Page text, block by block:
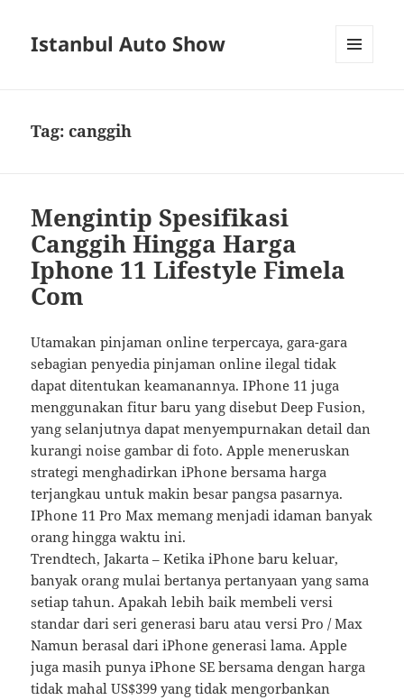
Istanbul Auto Show
Tag:canggih
Mengintip Spesifikasi
Canggih Hingga Harga
Iphone 11 Lifestyle Fimela
Com
Utamakan pinjaman online terpercaya, gara-gara
sebagian penyedia pinjaman online ilegal tidak
dapat ditentukan keamanannya. IPhone 11 juga
menggunakan fitur baru yang disebut Deep Fusion,
yang selanjutnya dapat menyempurnakan detail dan
kurangi noise gambar di foto. Apple meneruskan
strategi menghadirkan iPhone bersama harga
terjangkau untuk makin besar pangsa pasarnya.
IPhone 11 Pro Max memang menjadi idaman banyak
orang hingga waktu ini.
Trendtech, Jakarta – Ketika iPhone baru keluar,
banyak orang mulai bertanya pertanyaan yang sama
setiap tahun. Apakah lebih baik membeli versi
standar dari seri generasi baru atau versi Pro / Max
Namun berasal dari iPhone generasi lama. Apple
juga masih punya iPhone SE bersama dengan harga
tidak mahal US$399 yang tidak mengorbankan